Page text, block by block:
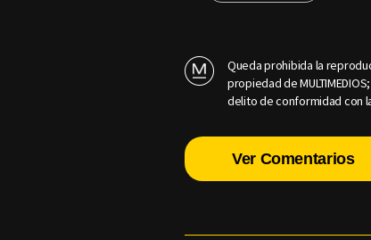
Queda prohibida la
propiedad de
delito de conformidad con
Ver Comentarios